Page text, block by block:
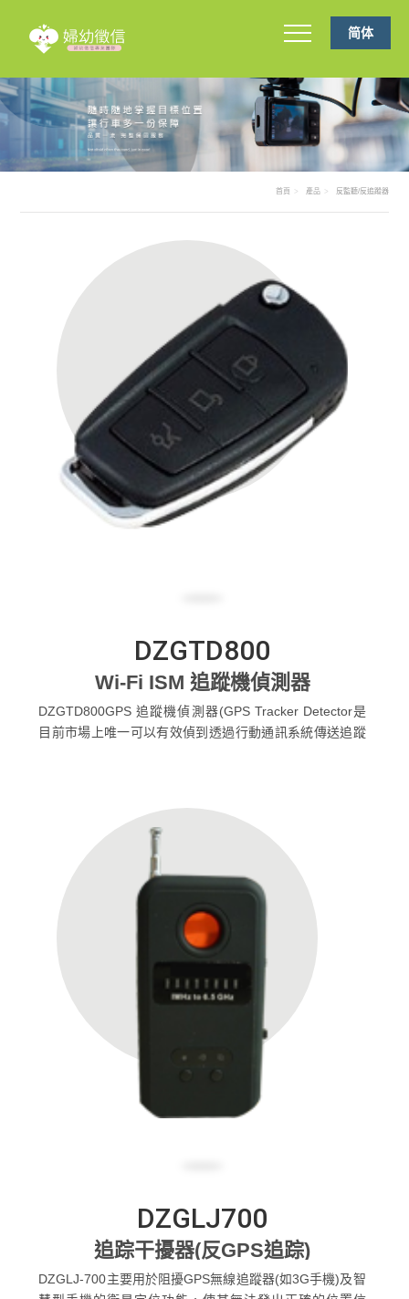
简体
首頁 產品 反監聽/反追蹤器
DZGTD800
Wi-Fi ISM 追蹤機偵測器
DZGTD800GPS 追蹤機偵測器(GPS Tracker Detector是
目前市場上唯一可以有效偵到透過行動通訊系統傳送追蹤
DZGLJ700
追踪干擾器(反GPS追踪)
DZGLJ-700主要用於阻擾GPS無線追蹤器(如3G手機)及智